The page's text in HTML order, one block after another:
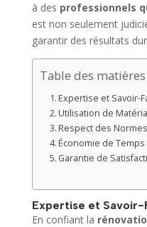
à des professionnels
est non seulement
garantir des résultats
Table des matières
Expertise et Savoir-
Utilisation de
Respect des
Économie de Temps
Garantie de
Expertise et Savoir-
En confiant la